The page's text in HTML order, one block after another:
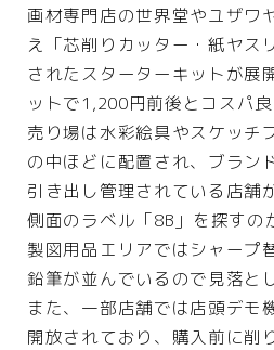
画材専門店の世界堂やユザワ
え「芯削りカッター・紙ヤス
されたスターターキットが展
ットで1,200円前後とコスパ良
売り場は水彩絵具やスケッチ
の中ほどに配置され、ブラン
引き出し管理されている店舗
側面のラベル「8B」を探すの
製図用品エリアではシャープ
鉛筆が並んでいるので見落と
また、一部店舗では店頭デモ
開放されており、購入前に削